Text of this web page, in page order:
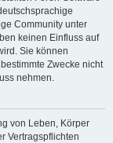
Community unter
keinen Einfluss auf
Sie können
Zwecke nicht
nehmen.
von Leben, Körper
Vertragspflichten